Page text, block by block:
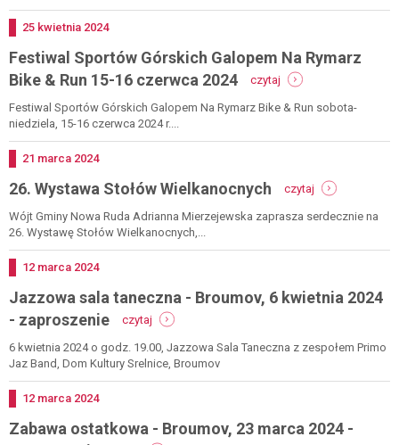
strefy
sudety
26
Dodano
25 kwietnia 2024
Festiwal Sportów Górskich Galopem Na Rymarz
Bike & Run 15-16 czerwca 2024
czytaj
festiwal
sportów
bike
run
16
Festiwal Sportów Górskich Galopem Na Rymarz Bike & Run sobota-
niedziela, 15-16 czerwca 2024 r....
Dodano
21 marca 2024
26. Wystawa Stołów Wielkanocnych czytaj
26.
wystawa
Wójt Gminy Nowa Ruda Adrianna Mierzejewska zaprasza serdecznie na
26. Wystawę Stołów Wielkanocnych,...
Dodano
12 marca 2024
Jazzowa sala taneczna - Broumov, 6 kwietnia 2024
- zaproszenie
czytaj
jazzowa
sala
taneczna
kwietnia
2024
6 kwietnia 2024 o godz. 19.00, Jazzowa Sala Taneczna z zespołem Primo
Jaz Band, Dom Kultury Srelnice, Broumov
Dodano
12 marca 2024
Zabawa ostatkowa - Broumov, 23 marca 2024 -